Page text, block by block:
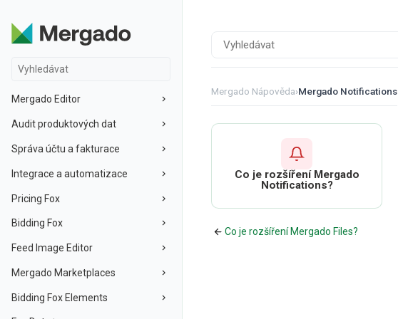
Mergado Editor
Audit produktových dat
Správa účtu a fakturace
Integrace a automatizace
Pricing Fox
Bidding Fox
Feed Image Editor
Mergado Marketplaces
Bidding Fox Elements
Mergado Nápověda›Mergado Notifications
Co je rozšíření Mergado
Notifications?
Co je rozšíření Mergado Files?